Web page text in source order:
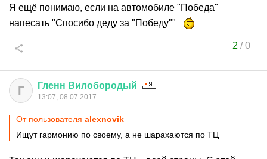
Я ещё понимаю, если на автомобиле "Победа"
напесать "Спосибо деду за "Победу""
2 /0
Г Гленн Вилобородый
13:07, 08.07.2017
От пользователя alexnovik
Ищут гармонию по своему, а не шарахаются по ТЦ